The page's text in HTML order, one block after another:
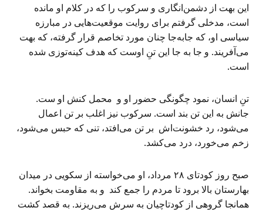
این بهت از دشمن‌انگاری و سرکوب را که در کلام او مانده
است، مدخلی گرفتم برای روایت موقعیت‌هایی در مبارزه
سیاسی او، که جابه‌جا چنان مورد تخاصم قرار گرفته، که بهت
می‌آفریند. و جا به جا این تنِ اوست که هدف کینه‌توزی شده
است.
تنِ انسان، نمود چگونگی حضور او و محمل کنش او ست.
جانش به این تن بند است. سرکوب نیز اغلب بر تن اعمال
می‌شود، رد خشونت‌‌اش بر تن می‌افتد، تنی که حبس می‌شود،
زخم می‌خورد، درد می‌کشد.
صبح روز کودتای ۲۸ مرداد، او می‌خواسته از سکویی در میدان
بهارستان بالا برود تا مردم را جمع کند و به مقاومت بخواند.
همانجا گروهی از کودتاچیان به سرش می‌ریزند. به قصد کشت